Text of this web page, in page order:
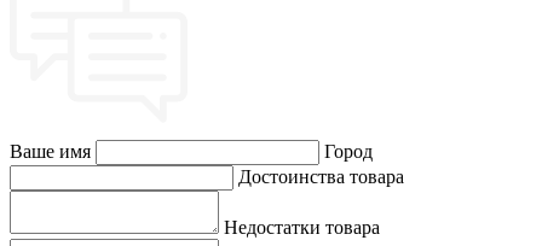
Ваше имя
Город
Достоинства товара
Недостатки товара